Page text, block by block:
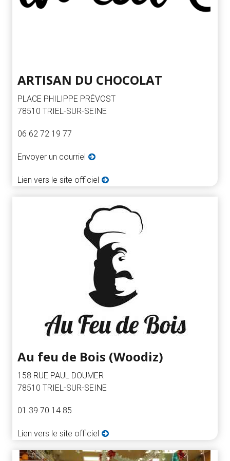
ARTISAN DU CHOCOLAT
PLACE PHILIPPE PRÉVOST
78510 TRIEL-SUR-SEINE
06 62 72 19 77
Envoyer un courriel
Lien vers le site officiel
Au feu de Bois (Woodiz)
158 RUE PAUL DOUMER
78510 TRIEL-SUR-SEINE
01 39 70 14 85
Lien vers le site officiel